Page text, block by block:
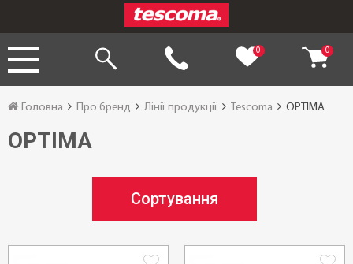
0 0
Головна Про бренд Лінії продукції Tescoma OPTIMA
OPTIMA
Сортування